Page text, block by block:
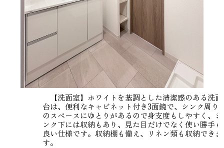
【洗面室】ホワイトを基調とした清潔感のある洗面
台は、便利なキャビネット付き3面鏡で、シンク周り
のスペースにゆとりがあるので身支度もしやすく、シ
ンク下には収納もあり、見た目だけでなく使い勝手も
良い仕様です。収納棚も備え、リネン類も収納できま
す。